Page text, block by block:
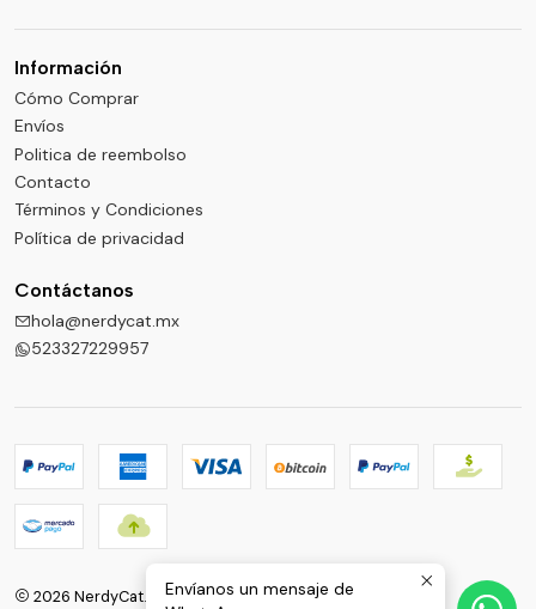
Información
Cómo Comprar
Envíos
Politica de reembolso
Contacto
Términos y Condiciones
Política de privacidad
Contáctanos
hola@nerdycat.mx
523327229957
2026 NerdyCat.
Envíanos un mensaje de